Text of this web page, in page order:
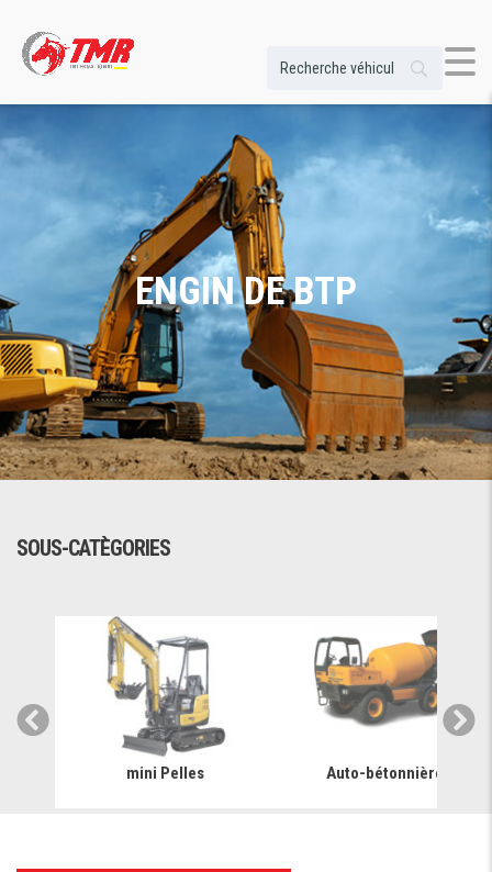
ENGIN DE BTP
SOUS-CATÈGORIES
mini Pelles Auto-bétonnière